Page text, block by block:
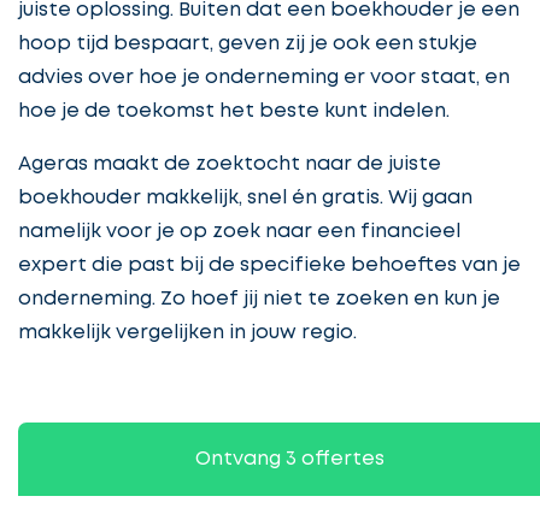
juiste oplossing. Buiten dat een boekhouder je een
hoop tijd bespaart, geven zij je ook een stukje
advies over hoe je onderneming er voor staat, en
hoe je de toekomst het beste kunt indelen.
Ageras maakt de zoektocht naar de juiste
boekhouder makkelijk, snel én gratis. Wij gaan
namelijk voor je op zoek naar een financieel
expert die past bij de specifieke behoeftes van je
onderneming. Zo hoef jij niet te zoeken en kun je
makkelijk vergelijken in jouw regio.
Ontvang 3 offertes